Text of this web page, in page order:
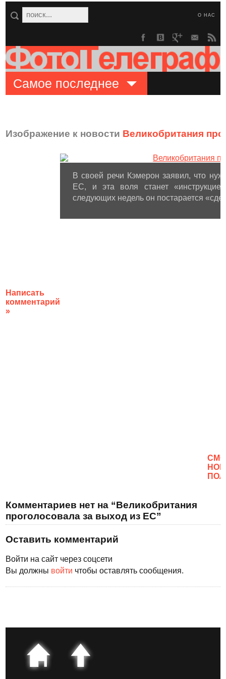
О НАС
Самое последнее
Изображение к новости Великобритания
Написать
комментарий
»
В своей речи Кэмерон заявил, что
ЕС, и эта воля станет
следующих недель он постарается
Комментариев нет на “Великобритания
проголосовала за выход из ЕС”
Оставить комментарий
Войти на сайт через соцсети
Вы должны войти чтобы оставлять сообщения.